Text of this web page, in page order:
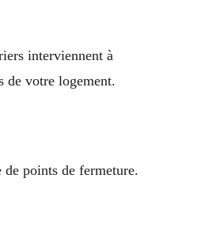
interviennent à
de votre logement.
de points de fermeture.